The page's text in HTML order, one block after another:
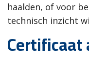
haalden, of voor
technisch inzicht